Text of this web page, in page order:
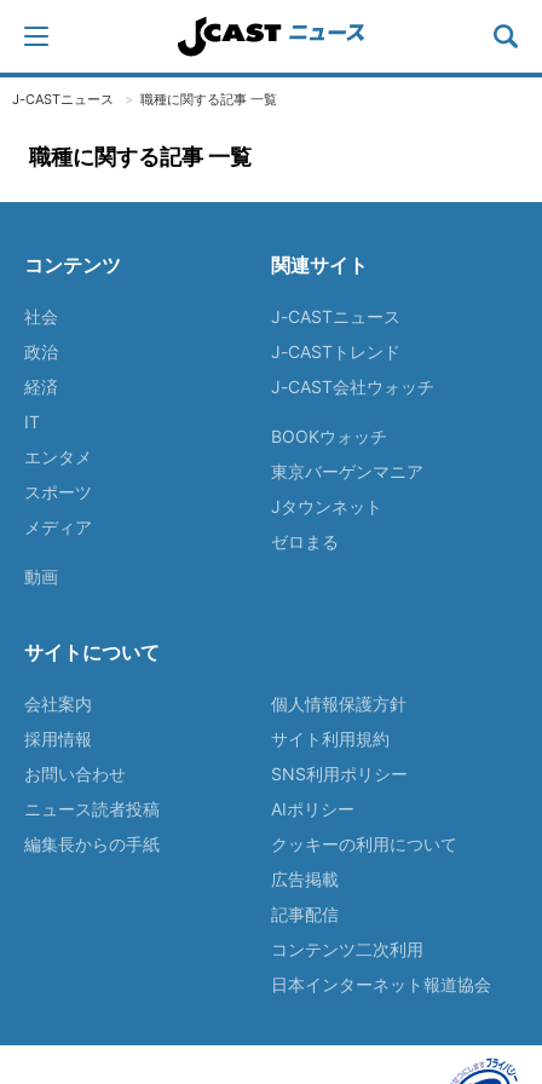
J-CASTニュース 職種に関する記事 一覧
職種に関する記事 一覧
コンテンツ
社会
政治
経済
IT
エンタメ
スポーツ
メディア
動画
関連サイト
J-CASTニュース
J-CASTトレンド
J-CAST会社ウォッチ
BOOKウォッチ
東京バーゲンマニア
Jタウンネット
ゼロまる
サイトについて
会社案内
採用情報
お問い合わせ
ニュース読者投稿
編集長からの手紙
個人情報保護方針
サイト利用規約
SNS利用ポリシー
AIポリシー
クッキーの利用について
広告掲載
記事配信
コンテンツ二次利用
日本インターネット報道協会